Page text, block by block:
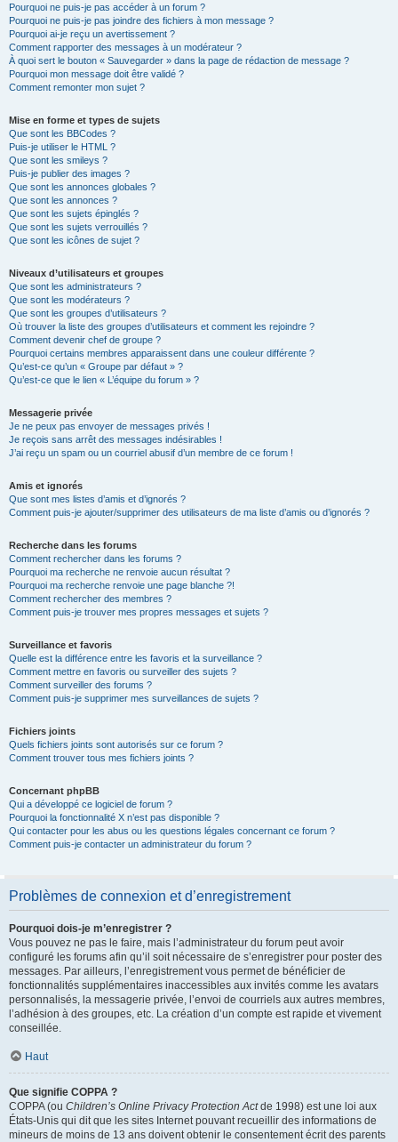
Pourquoi ne puis-je pas accéder à un forum ?
Pourquoi ne puis-je pas joindre des fichiers à mon message ?
Pourquoi ai-je reçu un avertissement ?
Comment rapporter des messages à un modérateur ?
À quoi sert le bouton « Sauvegarder » dans la page de rédaction de message ?
Pourquoi mon message doit être validé ?
Comment remonter mon sujet ?
Mise en forme et types de sujets
Que sont les BBCodes ?
Puis-je utiliser le HTML ?
Que sont les smileys ?
Puis-je publier des images ?
Que sont les annonces globales ?
Que sont les annonces ?
Que sont les sujets épinglés ?
Que sont les sujets verrouillés ?
Que sont les icônes de sujet ?
Niveaux d’utilisateurs et groupes
Que sont les administrateurs ?
Que sont les modérateurs ?
Que sont les groupes d’utilisateurs ?
Où trouver la liste des groupes d’utilisateurs et comment les rejoindre ?
Comment devenir chef de groupe ?
Pourquoi certains membres apparaissent dans une couleur différente ?
Qu’est-ce qu’un « Groupe par défaut » ?
Qu’est-ce que le lien « L’équipe du forum » ?
Messagerie privée
Je ne peux pas envoyer de messages privés !
Je reçois sans arrêt des messages indésirables !
J’ai reçu un spam ou un courriel abusif d’un membre de ce forum !
Amis et ignorés
Que sont mes listes d’amis et d’ignorés ?
Comment puis-je ajouter/supprimer des utilisateurs de ma liste d’amis ou d’ignorés ?
Recherche dans les forums
Comment rechercher dans les forums ?
Pourquoi ma recherche ne renvoie aucun résultat ?
Pourquoi ma recherche renvoie une page blanche ?!
Comment rechercher des membres ?
Comment puis-je trouver mes propres messages et sujets ?
Surveillance et favoris
Quelle est la différence entre les favoris et la surveillance ?
Comment mettre en favoris ou surveiller des sujets ?
Comment surveiller des forums ?
Comment puis-je supprimer mes surveillances de sujets ?
Fichiers joints
Quels fichiers joints sont autorisés sur ce forum ?
Comment trouver tous mes fichiers joints ?
Concernant phpBB
Qui a développé ce logiciel de forum ?
Pourquoi la fonctionnalité X n’est pas disponible ?
Qui contacter pour les abus ou les questions légales concernant ce forum ?
Comment puis-je contacter un administrateur du forum ?
Problèmes de connexion et d’enregistrement
Pourquoi dois-je m’enregistrer ?
Vous pouvez ne pas le faire, mais l’administrateur du forum peut avoir
configuré les forums afin qu’il soit nécessaire de s’enregistrer pour poster des
messages. Par ailleurs, l’enregistrement vous permet de bénéficier de
fonctionnalités supplémentaires inaccessibles aux invités comme les avatars
personnalisés, la messagerie privée, l’envoi de courriels aux autres membres,
l’adhésion à des groupes, etc. La création d’un compte est rapide et vivement
conseillée.
Haut
Que signifie COPPA ?
COPPA (ou Children’s Online Privacy Protection Actde 1998) est une loi aux
États-Unis qui dit que les sites Internet pouvant recueillir des informations de
mineurs de moins de 13 ans doivent obtenir le consentement écrit des parents